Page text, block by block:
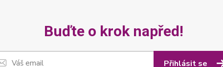
Buďte o krok napřed!
Přihlásit se